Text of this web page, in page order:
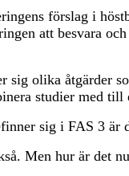
förslag i
att besvara
sig olika åtgärder
studier med till
sig i FAS 3
Men hur är det